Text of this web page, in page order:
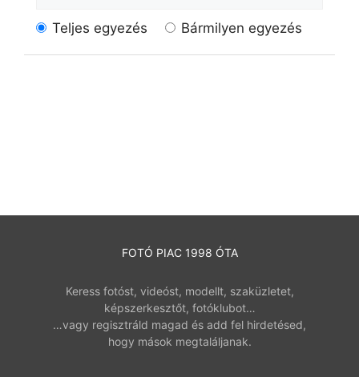
Teljes egyezés Bármilyen egyezés
FOTÓ PIAC 1998 ÓTA
Keress fotóst, videóst, modellt, szaküzletet,
képszerkesztőt, fotóklubot…
…vagy regisztráld magad és add fel hirdetésed,
hogy mások megtaláljanak.